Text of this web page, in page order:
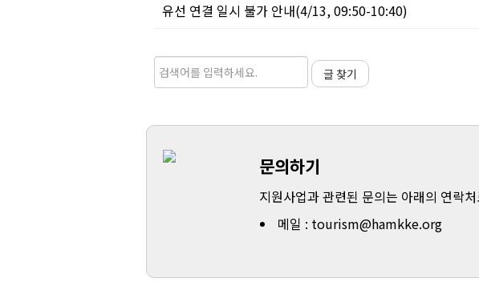
유선 연결 일시 불가 안내(4/13, 09:50-10:40)
글 찾기
문의하기
지원사업과 관련된 문의는 아래의 연락
메일 : tourism@hamkke.org